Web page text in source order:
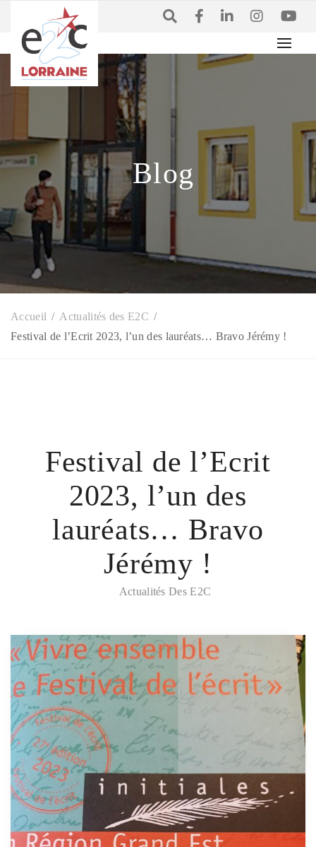
Accueil
Actualités des E2C
Festival de l’Ecrit 2023, l’un des lauréats… Bravo Jérémy !
Blog
Festival de l’Ecrit
2023, l’un des
lauréats… Bravo
Jérémy !
Actualités Des E2C